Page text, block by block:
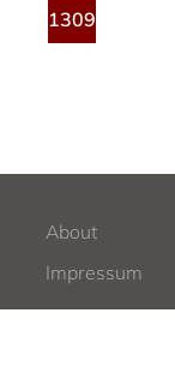
1309
About
Impressum